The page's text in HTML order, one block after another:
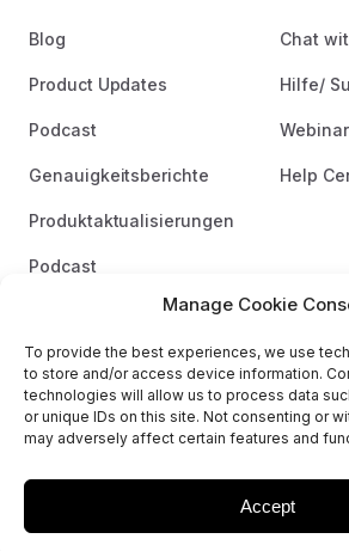
Manage Cookie
To provide the best experiences, we use
to store and/or access device information.
technologies will allow us to process data
or unique IDs on this site. Not consenting or
may adversely affect certain features and
Accept
Blog
Product Updates
Podcast
Genauigkeitsberichte
Produktaktualisierungen
Podcast
Markenrichtlinien
Chat
Hilfe/
Help